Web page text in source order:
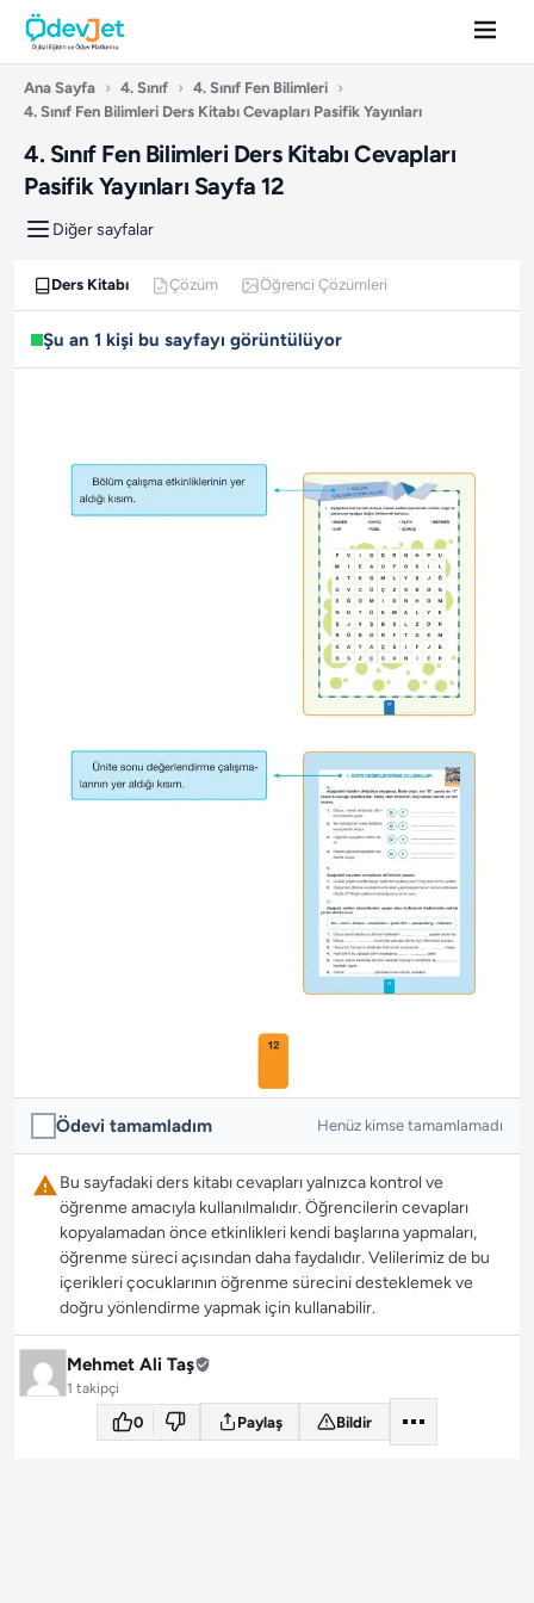
Ana Sayfa › 4. Sınıf › 4. Sınıf Fen Bilimleri ›
4. Sınıf Fen Bilimleri Ders Kitabı Cevapları Pasifik Yayınları
4. Sınıf Fen Bilimleri Ders Kitabı Cevapları
Pasifik Yayınları Sayfa 12
Diğer sayfalar
Ders Kitabı Çözüm Öğrenci Çözümleri
Şu an 1 kişi bu sayfayı görüntülüyor
Ödevi tamamladım Henüz kimse tamamlamadı
Bu sayfadaki ders kitabı cevapları yalnızca kontrol ve
öğrenme amacıyla kullanılmalıdır. Öğrencilerin cevapları
kopyalamadan önce etkinlikleri kendi başlarına yapmaları,
öğrenme süreci açısından daha faydalıdır. Velilerimiz de bu
içerikleri çocuklarının öğrenme sürecini desteklemek ve
doğru yönlendirme yapmak için kullanabilir.
Mehmet Ali Taş
1 takipçi
0 Paylaş Bildir